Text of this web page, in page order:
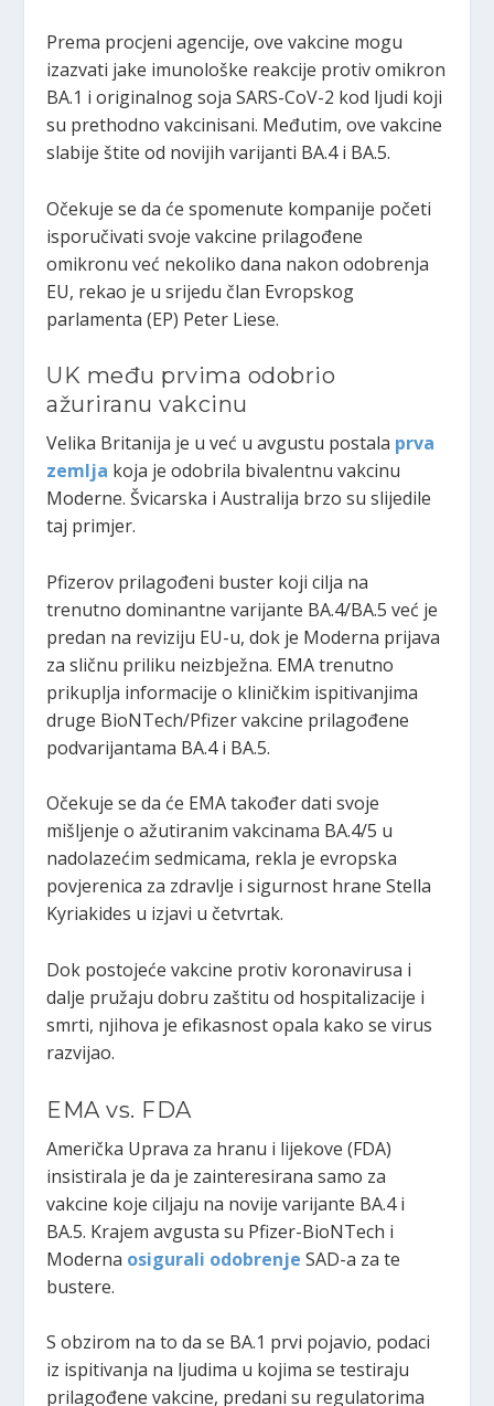
Prema procjeni agencije, ove vakcine mogu
izazvati jake imunološke reakcije protiv omikron
BA.1 i originalnog soja SARS-CoV-2 kod ljudi koji
su prethodno vakcinisani. Međutim, ove vakcine
slabije štite od novijih varijanti BA.4 i BA.5.
Očekuje se da će spomenute kompanije početi
isporučivati ​​svoje vakcine prilagođene
omikronu već nekoliko dana nakon odobrenja
EU, rekao je u srijedu član Evropskog
parlamenta (EP) Peter Liese.
UK među prvima odobrio
ažuriranu vakcinu
Velika Britanija je u već u avgustu postala prva
zemlja koja je odobrila bivalentnu vakcinu
Moderne. Švicarska i Australija brzo su slijedile
taj primjer.
Pfizerov prilagođeni buster koji cilja na
trenutno dominantne varijante BA.4/BA.5 već je
predan na reviziju EU-u, dok je Moderna prijava
za sličnu priliku neizbježna. EMA trenutno
prikuplja informacije o kliničkim ispitivanjima
druge BioNTech/Pfizer vakcine prilagođene
podvarijantama BA.4 i BA.5.
Očekuje se da će EMA također dati svoje
mišljenje o ažutiranim vakcinama BA.4/5 u
nadolazećim sedmicama, rekla je evropska
povjerenica za zdravlje i sigurnost hrane Stella
Kyriakides u izjavi u četvrtak.
Dok postojeće vakcine protiv koronavirusa i
dalje pružaju dobru zaštitu od hospitalizacije i
smrti, njihova je efikasnost opala kako se virus
razvijao.
EMA vs. FDA
Američka Uprava za hranu i lijekove (FDA)
insistirala je da je zainteresirana samo za
vakcine koje ciljaju na novije varijante BA.4 i
BA.5. Krajem avgusta su Pfizer-BioNTech i
Moderna osigurali odobrenje SAD-a za te
bustere.
S obzirom na to da se BA.1 prvi pojavio, podaci
iz ispitivanja na ljudima u kojima se testiraju
prilagođene vakcine, predani su regulatorima